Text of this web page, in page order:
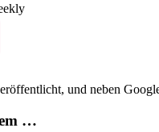
und neben
…